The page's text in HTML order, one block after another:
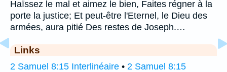
Haïssez le mal et aimez le bien, Faites régner à la
porte la justice; Et peut-être l'Eternel, le Dieu des
armées, aura pitié Des restes de Joseph.…
Links
2 Samuel 8:15 Interlinéaire • 2 Samuel 8:15